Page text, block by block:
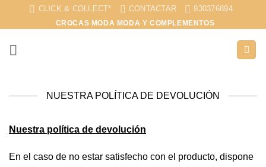
CLICK & COLLECT* CONTACTAR 930376894
CROCAS MODA MODA Y COMPLEMENTOS
NUESTRA POLÍTICA DE DEVOLUCIÓN
Nuestra política de devolución
En el caso de no estar satisfecho con el producto, dispone